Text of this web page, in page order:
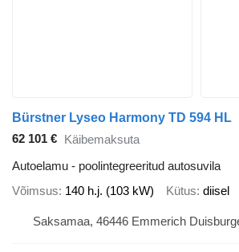
Bürstner Lyseo Harmony TD 594 HL
62 101 € Käibemaksuta
Autoelamu - poolintegreeritud autosuvila
Võimsus 140 h.j. (103 kW) Kütus diisel
Saksamaa, 46446